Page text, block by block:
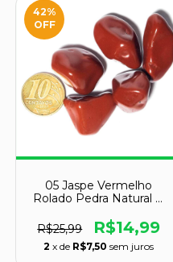
42%
OFF
05 Jaspe Vermelho
Rolado Pedra Natural G
R$25,99
R$14,99
2 x de R$7,50 sem juros